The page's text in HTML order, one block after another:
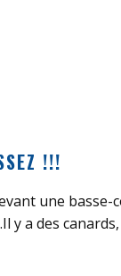
!!!
une
y a des